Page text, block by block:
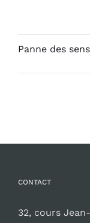
Panne des sens
CONTACT
32, cours